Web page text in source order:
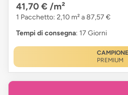
41,70 € /m²
1 Pacchetto: 2,10 m² a 87,57 €
Tempi di consegna: 17 Giorni
CAMPIONE
PREMIUM